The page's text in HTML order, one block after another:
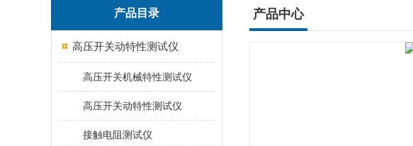
产品目录
高压开关动特性测试仪
高压开关机械特性测试仪
高压开关动特性测试仪
接触电阻测试仪
产品中心